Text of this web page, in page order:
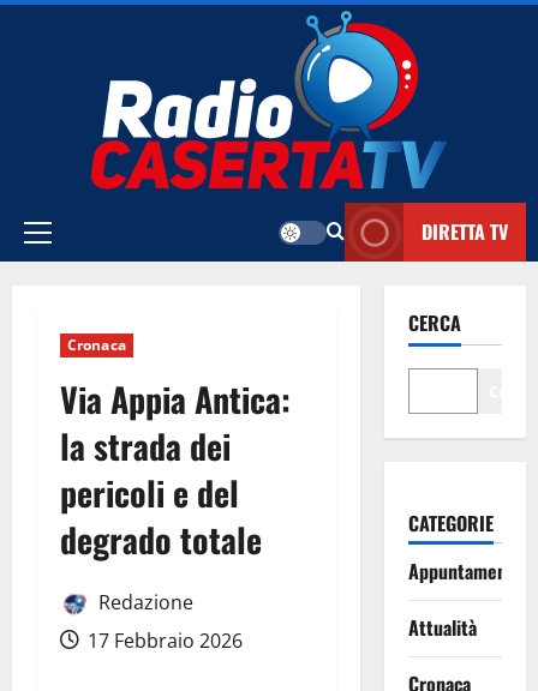
Vai
Menu
DIRETTA TV
Cronaca
Via Appia Antica:
la strada dei
pericoli e del
degrado totale
Redazione
17 Febbraio 2026
CERCA
CATEGORIE
Appuntamenti
Attualità
Cronaca